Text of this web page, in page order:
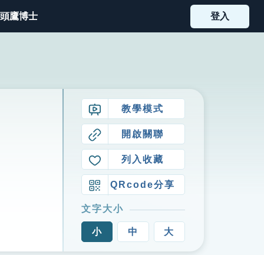
鷹博士 登入
教學模式
開啟關聯
列入收藏
QRcode分享
文字大小
小 中 大